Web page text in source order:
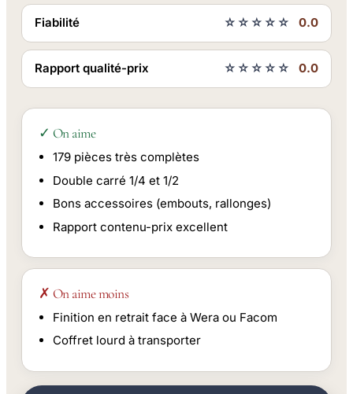
Fiabilité ☆☆☆☆☆ 0.0
Rapport qualité-prix ☆☆☆☆☆ 0.0
✓ On aime
179 pièces très complètes
Double carré 1/4 et 1/2
Bons accessoires (embouts, rallonges)
Rapport contenu-prix excellent
✗ On aime moins
Finition en retrait face à Wera ou Facom
Coffret lourd à transporter